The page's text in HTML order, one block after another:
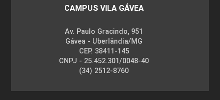
MACHINE LEARNING
45
CAMPUS VILA GÁVEA
Av. Paulo Gracindo, 951
Gávea - Uberlândia/MG
CEP. 38411-145
CNPJ - 25.452.301/0048-40
(34) 2512-8760